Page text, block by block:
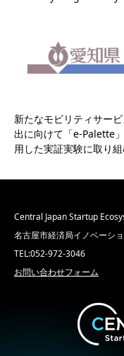
新たなモビリティサー
出に向けて「e-Palette
用した実証実験に取り
Central Japan Startup
名古屋市経済局イノベーシ
TEL:052-972-3046
お問い合わせフォーム